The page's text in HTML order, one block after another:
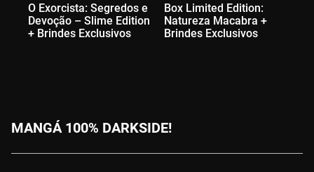
O Exorcista: Segredos e
Devoção – Slime Edition
+ Brindes Exclusivos
Box Limited Edition:
Natureza Macabra +
Brindes Exclusivos
MANGÁ 100% DARKSIDE!